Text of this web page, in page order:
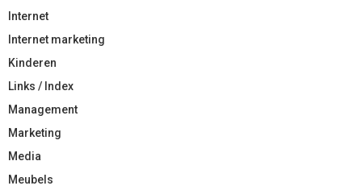
Internet
Internet marketing
Kinderen
Links / Index
Management
Marketing
Media
Meubels